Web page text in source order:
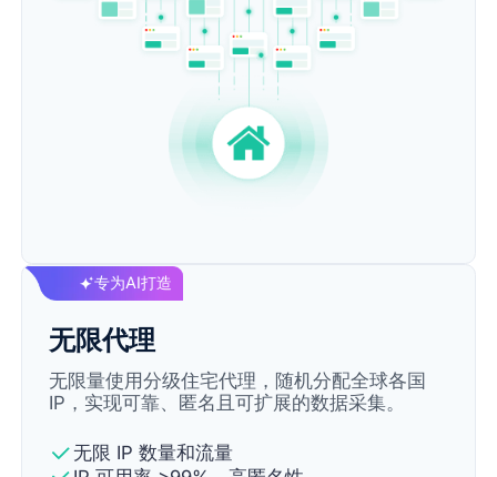
专为AI打造
无限代理
无限量使用分级住宅代理，随机分配全球各国
IP，实现可靠、匿名且可扩展的数据采集。
无限 IP 数量和流量